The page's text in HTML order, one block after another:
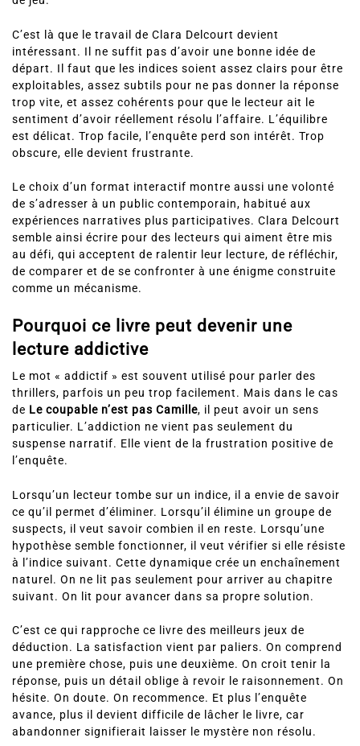
C’est là que le travail de Clara Delcourt devient
intéressant. Il ne suffit pas d’avoir une bonne idée de
départ. Il faut que les indices soient assez clairs pour être
exploitables, assez subtils pour ne pas donner la réponse
trop vite, et assez cohérents pour que le lecteur ait le
sentiment d’avoir réellement résolu l’affaire. L’équilibre
est délicat. Trop facile, l’enquête perd son intérêt. Trop
obscure, elle devient frustrante.
Le choix d’un format interactif montre aussi une volonté
de s’adresser à un public contemporain, habitué aux
expériences narratives plus participatives. Clara Delcourt
semble ainsi écrire pour des lecteurs qui aiment être mis
au défi, qui acceptent de ralentir leur lecture, de réfléchir,
de comparer et de se confronter à une énigme construite
comme un mécanisme.
Pourquoi ce livre peut devenir une
lecture addictive
Le mot « addictif » est souvent utilisé pour parler des
thrillers, parfois un peu trop facilement. Mais dans le cas
de Le coupable n’est pas Camille, il peut avoir un sens
particulier. L’addiction ne vient pas seulement du
suspense narratif. Elle vient de la frustration positive de
l’enquête.
Lorsqu’un lecteur tombe sur un indice, il a envie de savoir
ce qu’il permet d’éliminer. Lorsqu’il élimine un groupe de
suspects, il veut savoir combien il en reste. Lorsqu’une
hypothèse semble fonctionner, il veut vérifier si elle résiste
à l’indice suivant. Cette dynamique crée un enchaînement
naturel. On ne lit pas seulement pour arriver au chapitre
suivant. On lit pour avancer dans sa propre solution.
C’est ce qui rapproche ce livre des meilleurs jeux de
déduction. La satisfaction vient par paliers. On comprend
une première chose, puis une deuxième. On croit tenir la
réponse, puis un détail oblige à revoir le raisonnement. On
hésite. On doute. On recommence. Et plus l’enquête
avance, plus il devient difficile de lâcher le livre, car
abandonner signifierait laisser le mystère non résolu.